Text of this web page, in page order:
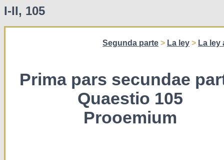
I-II, 105
Segunda parte > La ley > La
Prima pars secundae
Quaestio 105
Prooemium